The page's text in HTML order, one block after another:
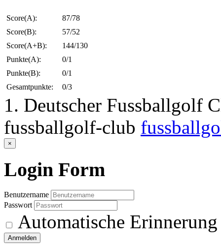
Score(A):
87/78
Score(B):
57/52
Score(A+B):
144/130
Punkte(A):
0/1
Punkte(B):
0/1
Gesamtpunkte:
0/3
1. Deutscher Fussballgolf
fussballgolf-club
×
Login Form
Benutzername
Passwort
Automatische Erinnerung
Anmelden